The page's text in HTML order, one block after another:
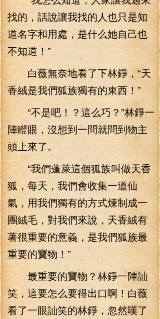
找的，話說讓我找的人也只是知
道名字和用處，是什么她自己也
不知道！”
白薇無奈地看了下林錚，“天
香絨是我們狐族獨有的東西！”
“不是吧！？這么巧？”林錚一
陣瞪眼，沒想到一問就問到物主
頭上來了。
“我們蓬萊這個狐族叫做天香
狐，每天，我們會收集一道仙
氣，用我們獨有的方式煉制成一
團絨毛，對我們來說，天香絨有
著很重要的意義，是我們狐族最
重要的寶物！”
最重要的寶物？林錚一陣訕
笑，這要怎么要得出口啊！白薇
看了一眼訕笑的林錚，忽然嘆了